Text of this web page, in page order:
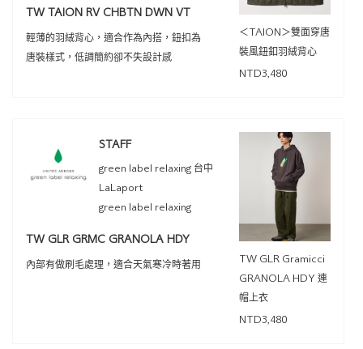
TW TAION RV CHBTN DWN VT
輕薄的羽絨背心，適合作為內搭，鈕扣為
唐裝樣式，低調簡約卻不失設計感
＜TAION＞雙面穿唐
裝風鈕釦羽絨背心
NTD3,480
STAFF
green label relaxing 台中
LaLaport
green label relaxing
TW GLR GRMC GRANOLA HDY
內部有做刷毛處理，適合天氣寒冷時著用
TW GLR Gramicci
GRANOLA HDY 連
帽上衣
NTD3,480